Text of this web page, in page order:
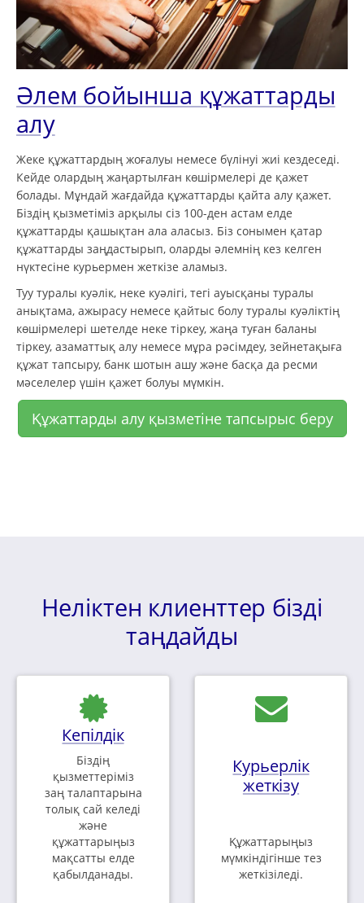
Әлем бойынша құжаттарды
алу
Жеке құжаттардың жоғалуы немесе бүлінуі жиі кездеседі.
Кейде олардың жаңартылған көшірмелері де қажет
болады. Мұндай жағдайда құжаттарды қайта алу қажет.
Біздің қызметіміз арқылы сіз 100-ден астам елде
құжаттарды қашықтан ала аласыз. Біз сонымен қатар
құжаттарды заңдастырып, оларды әлемнің кез келген
нүктесіне курьермен жеткізе аламыз.
Туу туралы куәлік, неке куәлігі, тегі ауысқаны туралы
анықтама, ажырасу немесе қайтыс болу туралы куәліктің
көшірмелері шетелде неке тіркеу, жаңа туған баланы
тіркеу, азаматтық алу немесе мұра рәсімдеу, зейнетақыға
құжат тапсыру, банк шотын ашу және басқа да ресми
мәселелер үшін қажет болуы мүмкін.
Құжаттарды алу қызметіне тапсырыс беру
Неліктен клиенттер бізді
таңдайды
Кепілдік
Біздің
қызметтеріміз
заң талаптарына
толық сай келеді
және
құжаттарыңыз
мақсатты елде
қабылданады.
Курьерлік
жеткізу
Құжаттарыңыз
мүмкіндігінше тез
жеткізіледі.